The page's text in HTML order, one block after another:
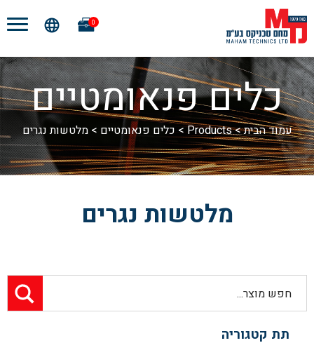
0
כלים פנאומטיים
עמוד הבית>
Products
> כלים פנאומטיים >מלטשות נגרים
מלטשות נגרים
תת קטגוריה